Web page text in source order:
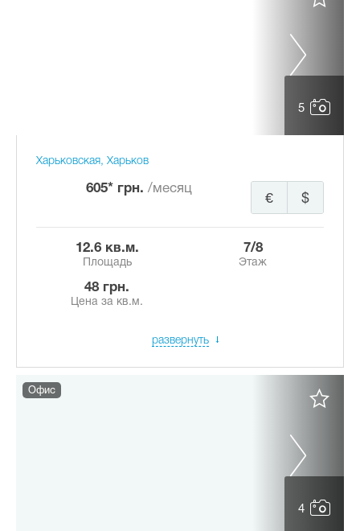
5
Харьковская, Харьков
605* грн. /месяц
$
€
12.6 кв.м.
Площадь
7/8
Этаж
48 грн.
Цена за кв.м.
развернуть
4
Офис